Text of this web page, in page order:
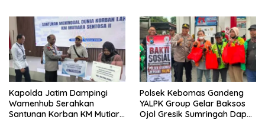
Kapolda Jatim Dampingi
Wamenhub Serahkan
Santunan Korban KM Mutiara
Polsek Kebomas Gandeng
YALPK Group Gelar Baksos
Ojol Gresik Sumringah Dapat